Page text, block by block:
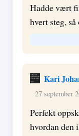
Hadde vært
hvert steg,
Kari
27 september
Perfekt
hvordan den